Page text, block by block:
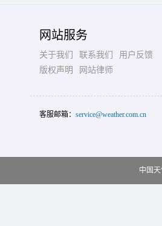
网站服务
关于我们 联系我们
用户反馈
版权声明
网站律师
客服邮箱： service@weather.com.cn
中国